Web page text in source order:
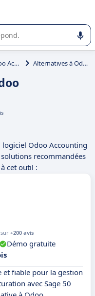
ou la sélection de
Odoo Accounting Alternatives à Odoo Accounting
logiciel Odoo Accounting
recommandées
cet outil :
sur +200 avis
Démo gratuite
et fiable pour la gestion
avec Sage 50